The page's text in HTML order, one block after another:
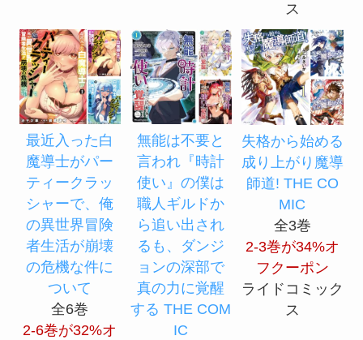
ス
最近入った白
魔導士がパー
ティークラッ
シャーで、俺
の異世界冒険
者生活が崩壊
の危機な件に
ついて
全6巻
2-6巻が32%オ
無能は不要と
言われ『時計
使い』の僕は
職人ギルドか
ら追い出され
るも、ダンジ
ョンの深部で
真の力に覚醒
する THE COM
IC
失格から始める
成り上がり魔導
師道! THE CO
MIC
全3巻
2-3巻が34%オ
フクーポン
ライドコミック
ス